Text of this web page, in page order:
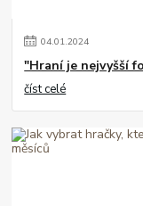
04.01.2024
"Hraní je nejvyšší
číst celé